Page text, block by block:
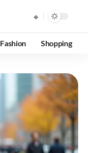
Fashion Shopping